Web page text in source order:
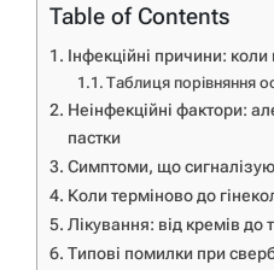
Table of Contents
Інфекційні причини:
Таблиця порівняння
Неінфекційні фактори:
пастки
Симптоми, що
Коли терміново до
Лікування: від кремів до
Типові помилки при